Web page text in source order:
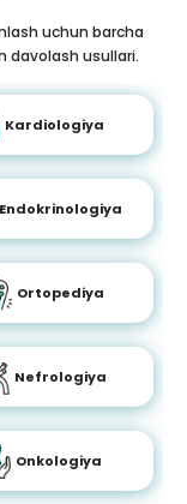
uchun barcha
davolash usullari.
Kardiologiya
Endokrinologiya
Ortopediya
Nefrologiya
Onkologiya